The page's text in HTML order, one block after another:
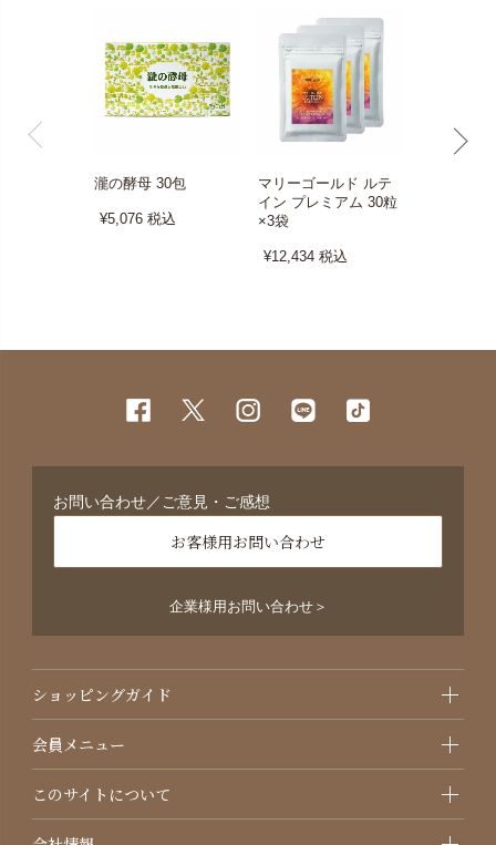
瀧の酵母 30包
¥5,076税込
マリーゴールド ルテ
イン プレミアム 30粒
×3袋
¥12,434税込
お問い合わせ／ご意見・ご感想
お客様用お問い合わせ
企業様用お問い合わせ＞
ショッピングガイド
会員メニュー
このサイトについて